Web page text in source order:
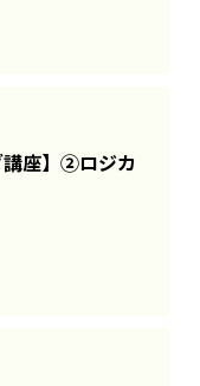
講座】②ロジカ